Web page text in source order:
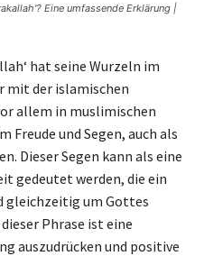
Eine umfassende Erklärung |
hat seine Wurzeln im
mit der islamischen
allem in muslimischen
Freude und Segen, auch als
Dieser Segen kann als eine
gedeutet werden, die ein
gleichzeitig um Gottes
Phrase ist eine
auszudrücken und positive